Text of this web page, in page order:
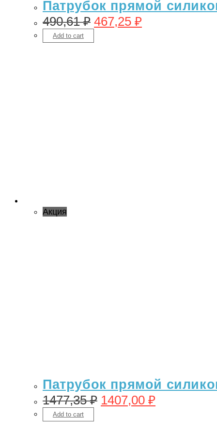
Патрубок прямой
490,61₽ 467,25 ₽
Add to cart
Акция
Патрубок прямой
1477,35₽ 1407,00 ₽
Add to cart